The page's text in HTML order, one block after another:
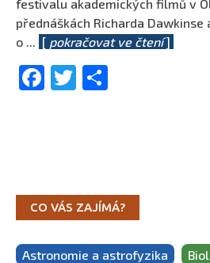
festivalu akademických filmů v
přednáškách Richarda Dawkinse
o ... [ pokračovat ve čtení]
Facebook
Twitter
CO VÁS ZAJÍMÁ?
Astronomie a astrofyzika